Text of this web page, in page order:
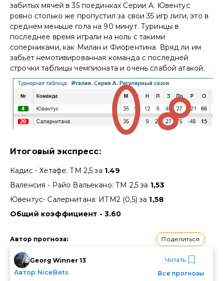
забитых мячей в 35 поединках Серии А. Ювентус
ровно столько же пропустил за свои 35 игр лиги, это в
среднем меньше гола на 90 минут. Туринцы в
последнее время играли на ноль с такими
соперниками, как Милан и Фиорентина. Вряд ли им
забьёт немотивированная команда с последней
строчки таблицы чемпионата и очень слабой атакой.
Итоговый экспресс:
Кадис - Хетафе: ТМ 2,5 за 1.49
Валенсия - Райо Вальекано: ТМ 2,5 за 1,53
Ювентус- Салернитана: ИТМ2 (0,5) за 1,58
Общий коэффициент - 3.60
Автор прогноза: Поделиться
Georg Winner 13
Автор NiceBets
Читать
Все прогнозы